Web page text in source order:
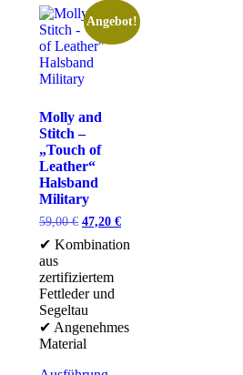
Angebot!
Molly and
Stitch –
„Touch of
Leather“
Halsband
Military
59,00€ 47,20 €
✔ Kombination
aus
zertifiziertem
Fettleder und
Segeltau
✔ Angenehmes
Material